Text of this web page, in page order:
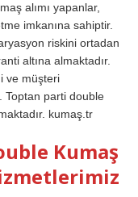
alımı yapanlar,
imkanına sahiptir.
riskini ortadan
altına almaktadır.
ve müşteri
Toptan parti double
kumaş.tr
Kumaş